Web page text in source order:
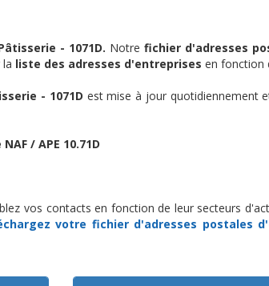
- 1071D. Notre fichier d'adresses
liste des adresses d'entreprises en fonction
- 1071D est mise à jour quotidiennement
/ APE 10.71D
vos contacts en fonction de leur secteurs
votre fichier d'adresses postales